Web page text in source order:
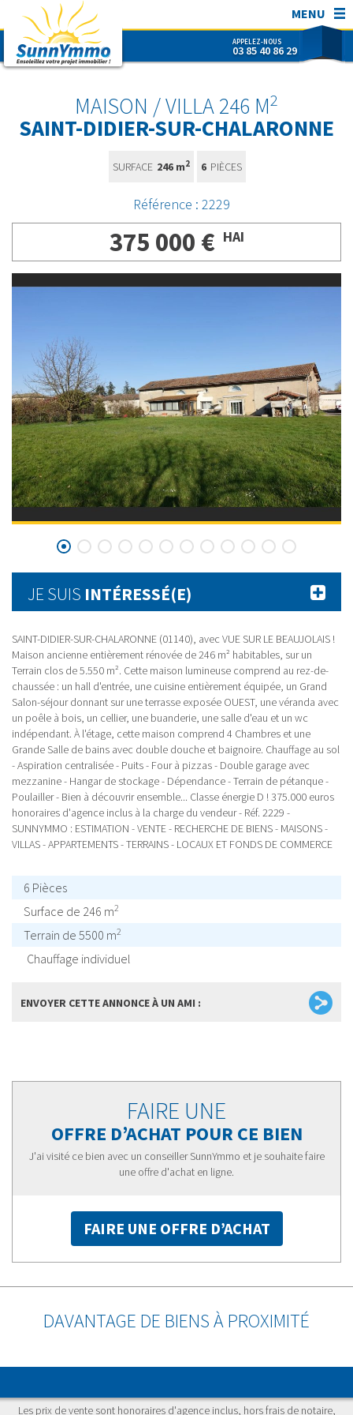
MENU
ESTIMER
NOUS REJOINDRE !
RECHERCHER RÉF.
APPELEZ-NOUS
03 85 40 86 29
MAISON / VILLA 246 M2
SAINT-DIDIER-SUR-CHALARONNE
SURFACE 246 m2 PIÈCES
6
Référence : 2229
375 000 € HAI
JE SUIS INTÉRESSÉ(E)
SAINT-DIDIER-SUR-CHALARONNE (01140), avec VUE SUR LE BEAUJOLAIS !
Maison ancienne entièrement rénovée de 246 m² habitables, sur un
Terrain clos de 5.550 m². Cette maison lumineuse comprend au rez-de-
chaussée : un hall d'entrée, une cuisine entièrement équipée, un Grand
Salon-séjour donnant sur une terrasse exposée OUEST, une véranda avec
un poêle à bois, un cellier, une buanderie, une salle d'eau et un wc
indépendant. À l'étage, cette maison comprend 4 Chambres et une
Grande Salle de bains avec double douche et baignoire. Chauffage au sol
- Aspiration centralisée - Puits - Four à pizzas - Double garage avec
mezzanine - Hangar de stockage - Dépendance - Terrain de pétanque -
Poulailler - Bien à découvrir ensemble... Classe énergie D ! 375.000 euros
honoraires d'agence inclus à la charge du vendeur - Réf. 2229 -
SUNNYMMO : ESTIMATION - VENTE - RECHERCHE DE BIENS - MAISONS -
VILLAS - APPARTEMENTS - TERRAINS - LOCAUX ET FONDS DE COMMERCE
6 Pièces
Surface de 246 m2
Terrain de 5500 m2
Chauffage individuel
ENVOYER CETTE ANNONCE À UN AMI :
FAIRE UNE
OFFRE D’ACHAT POUR CE BIEN
J'ai visité ce bien avec un conseiller SunnYmmo et je souhaite faire
une offre d'achat en ligne.
FAIRE UNE OFFRE D’ACHAT
DAVANTAGE DE BIENS À PROXIMITÉ
Les prix de vente sont honoraires d'agence inclus, hors frais de notaire,